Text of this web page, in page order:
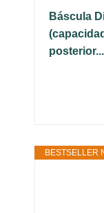
Báscula
posterior...
BESTSELLER